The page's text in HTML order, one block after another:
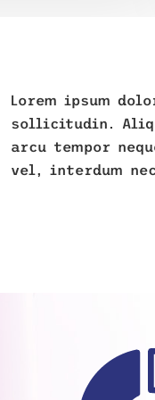
Lorem ipsum
sollicitudin.
arcu tempor
vel, interdum